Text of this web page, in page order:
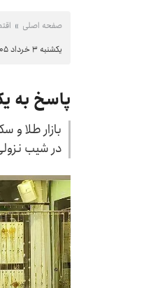
صفحه اصلی
یکشنبه ۳ خرداد ۱۴۰۵ - ۰۷:۴۴
پاسخ به
بازار طلا و
در شیب